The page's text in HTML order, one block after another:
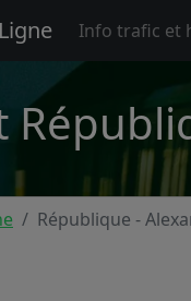
Info trafic et
République -